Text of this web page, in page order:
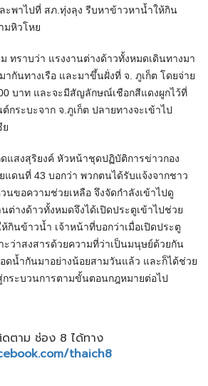
ะพาไปที่ สภ.ทุ่งลุง รีบหาข้าวหาน้ำให้กิน
มหิวโหย
ทราบว่า แรงงานต่างด้าวทั้งหมดเดินทางมา
ากันทางเรือ และมาขึ้นฝั่งที่ จ. ภูเก็ต โดยจ่าย
บาท และจะมีสัญลักษณ์เชือกสีแดงผูกไว้ที่
กระบะจาก จ.ภูเก็ต ปลายทางจะเข้าไป
ย
แสงสุริยงค์ หัวหน้าชุดปฏิบัติการข่าวกอง
แดนที่ 43 บอกว่า พวกตนได้รับแจ้งจากชาว
นขอความช่วยเหลือ จึงจัดกำลังเข้าไปดู
ต่างด้าวทั้งหมดจึงได้เปิดประตูเข้าไปช่วย
กินข้าวน้ำ เจ้าหน้าที่บอกว่าเมื่อเปิดประตู
ะว่าสงสารด้วยความที่ว่าเป็นมนุษย์ด้วยกัน
ดน้ำกันมาอย่างน้อยสามวันแล้ว และก็ได้ช่วย
กระบวนการตามขั้นตอนกฎหมายต่อไป
ตาม ช่อง 8 ได้ทาง
thaich8